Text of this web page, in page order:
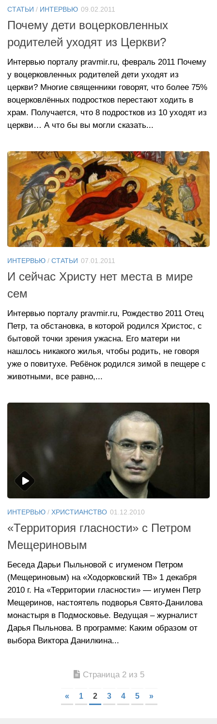
СТАТЬИ / ИНТЕРВЬЮ 09.02.2011
Почему дети воцерковленных
родителей уходят из Церкви?
Интервью порталу pravmir.ru, февраль 2011 Почему
у воцерковленных родителей дети уходят из
церкви? Многие священники говорят, что более 75%
воцерковлённых подростков перестают ходить в
храм. Получается, что 8 подростков из 10 уходят из
церкви… А что бы вы могли сказать...
ИНТЕРВЬЮ / СТАТЬИ 07.01.2011
И сейчас Христу нет места в мире
сем
Интервью порталу pravmir.ru, Рождество 2011 Отец
Петр, та обстановка, в которой родился Христос, с
бытовой точки зрения ужасна. Его матери ни
нашлось никакого жилья, чтобы родить, не говоря
уже о повитухе. Ребёнок родился зимой в пещере с
животными, все равно,...
ИНТЕРВЬЮ / ХРИСТИАНСТВО 01.12.2010
«Территория гласности» с Петром
Мещериновым
Беседа Дарьи Пыльновой с игуменом Петром
(Мещериновым) на «Ходорковский ТВ» 1 декабря
2010 г. На «Территории гласности» — игумен Петр
Мещеринов, настоятель подворья Свято-Данилова
монастыря в Подмосковье. Ведущая – журналист
Дарья Пыльнова. В программе: Каким образом от
выбора Виктора Данилкина...
Страница 2 из 5
« 1 2 3 4 5 »